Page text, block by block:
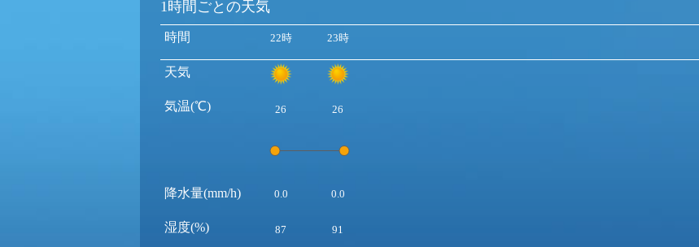
1時間ごとの天気
時間
天気
気温(℃)
降水量(mm/h)
湿度(%)
22時 23時
26 26
0.0 0.0
87 91